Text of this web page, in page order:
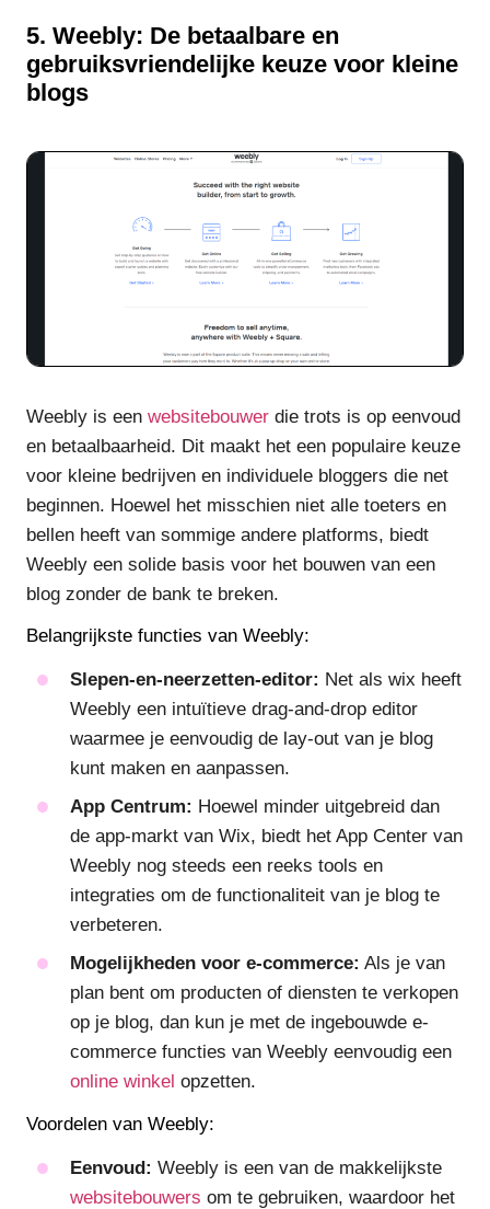
5. Weebly: De betaalbare en
gebruiksvriendelijke keuze voor kleine
blogs
Weebly is een websitebouwer die trots is op eenvoud
en betaalbaarheid. Dit maakt het een populaire keuze
voor kleine bedrijven en individuele bloggers die net
beginnen. Hoewel het misschien niet alle toeters en
bellen heeft van sommige andere platforms, biedt
Weebly een solide basis voor het bouwen van een
blog zonder de bank te breken.
Belangrijkste functies van Weebly:
Slepen-en-neerzetten-editor: Net als wix heeft
Weebly een intuïtieve drag-and-drop editor
waarmee je eenvoudig de lay-out van je blog
kunt maken en aanpassen.
App Centrum: Hoewel minder uitgebreid dan
de app-markt van Wix, biedt het App Center van
Weebly nog steeds een reeks tools en
integraties om de functionaliteit van je blog te
verbeteren.
Mogelijkheden voor e-commerce: Als je van
plan bent om producten of diensten te verkopen
op je blog, dan kun je met de ingebouwde e-
commerce functies van Weebly eenvoudig een
online winkel opzetten.
Voordelen van Weebly:
Eenvoud: Weebly is een van de makkelijkste
websitebouwers om te gebruiken, waardoor het